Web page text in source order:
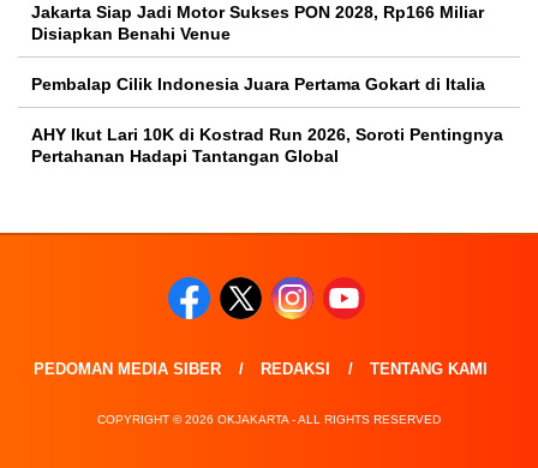
Jakarta Siap Jadi Motor Sukses PON 2028, Rp166 Miliar
Disiapkan Benahi Venue
Pembalap Cilik Indonesia Juara Pertama Gokart di Italia
AHY Ikut Lari 10K di Kostrad Run 2026, Soroti Pentingnya
Pertahanan Hadapi Tantangan Global
PEDOMAN MEDIA SIBER REDAKSI TENTANG KAMI
COPYRIGHT © 2026 OKJAKARTA - ALL RIGHTS RESERVED